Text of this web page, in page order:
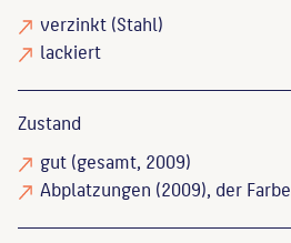
verzinkt(Stahl)
lackiert
Zustand
gut(gesamt, 2009)
Abplatzungen (2009), der Farbe